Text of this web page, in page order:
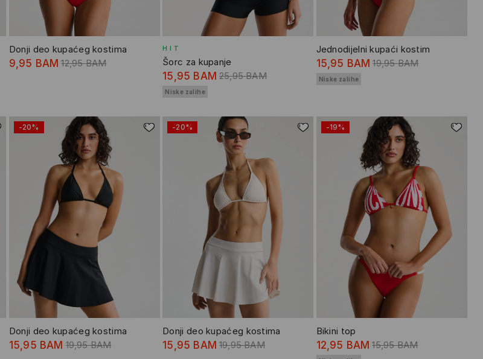
Donji deo kupaćeg kostima
9,95 BAM 12,95 BAM
HIT
Šorc za kupanje
15,95 BAM 25,95 BAM
Niske zalihe
Jednodijelni kupaći kostim
15,95 BAM 19,95 BAM
Niske zalihe
-20%
Donji deo kupaćeg kostima
15,95 BAM 19,95 BAM
-20%
Donji deo kupaćeg kostima
15,95 BAM 19,95 BAM
-19%
Bikini top
12,95 BAM 15,95 BAM